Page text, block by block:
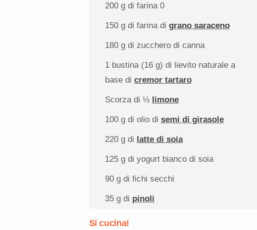
200 gdi farina 0
150 gdi farina di grano saraceno
180 gdi zucchero di canna
1bustina (16 g) di lievito naturale a
base di cremor tartaro
Scorza di ½ limone
100 gdi olio di semi di girasole
220 gdi latte di soia
125 gdi yogurt bianco di soia
90 gdi fichi secchi
35 gdi pinoli
Si cucina!